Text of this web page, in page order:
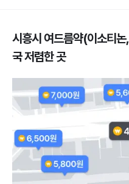
시흥시 여드름약(이소티
국 저렴한 곳